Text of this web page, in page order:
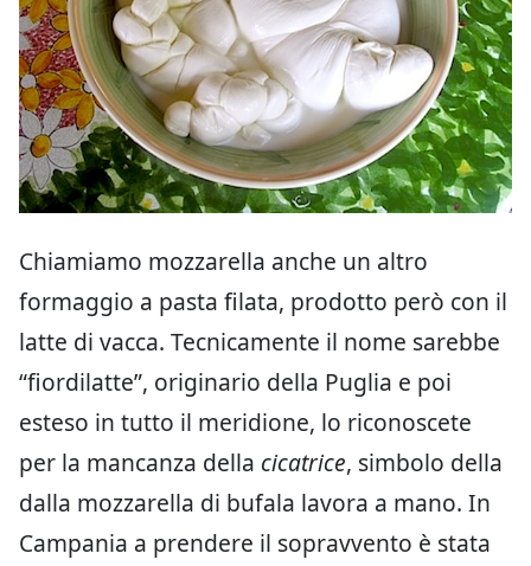
Chiamiamo mozzarella anche un altro
formaggio a pasta filata, prodotto però con il
latte di vacca. Tecnicamente il nome sarebbe
“fiordilatte”, originario della Puglia e poi
esteso in tutto il meridione, lo riconoscete
per la mancanza della cicatrice, simbolo della
dalla mozzarella di bufala lavora a mano. In
Campania a prendere il sopravvento è stata